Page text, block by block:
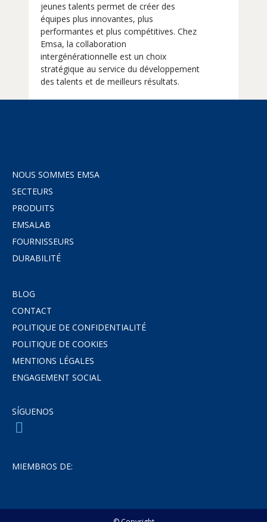
jeunes talents permet de créer des
équipes plus innovantes, plus
performantes et plus compétitives. Chez
Emsa, la collaboration
intergénérationnelle est un choix
stratégique au service du développement
des talents et de meilleurs résultats.
NOUS SOMMES EMSA
SECTEURS
PRODUITS
EMSALAB
FOURNISSEURS
DURABILITÉ
BLOG
CONTACT
POLITIQUE DE CONFIDENTIALITÉ
POLITIQUE DE COOKIES
MENTIONS LÉGALES
ENGAGEMENT SOCIAL
SÍGUENOS
MIEMBROS DE: